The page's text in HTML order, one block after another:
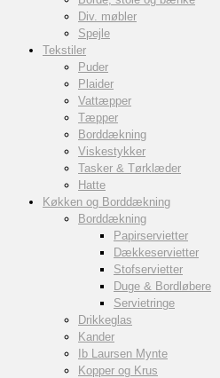
Div. møbler
Spejle
Tekstiler
Puder
Plaider
Vattæpper
Tæpper
Borddækning
Viskestykker
Tasker & Tørklæder
Hatte
Køkken og Borddækning
Borddækning
Papirservietter
Dækkeservietter
Stofservietter
Duge & Bordløbere
Servietringe
Drikkeglas
Kander
Ib Laursen Mynte
Kopper og Krus